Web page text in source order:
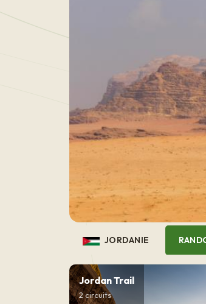
JORDANIE
Jordan Trail
2 circuits